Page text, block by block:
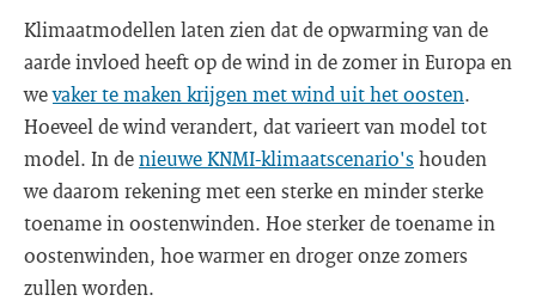
Klimaatmodellen laten zien dat de opwarming van de
aarde invloed heeft op de wind in de zomer in Europa en
wevaker te maken krijgen met wind uit het oosten.
Hoeveel de wind verandert, dat varieert van model tot
model. In denieuwe KNMI-klimaatscenario'shouden
we daarom rekening met een sterke en minder sterke
toename in oostenwinden. Hoe sterker de toename in
oostenwinden, hoe warmer en droger onze zomers
zullen worden.